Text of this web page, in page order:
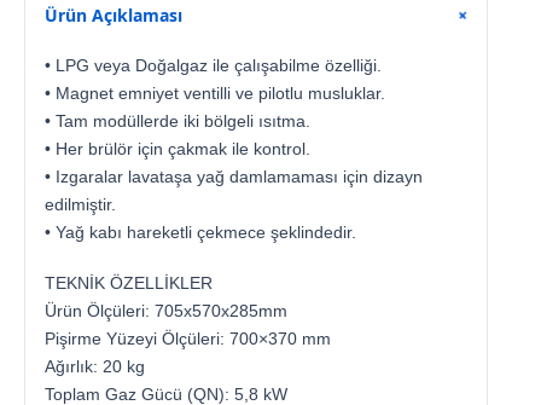
Ürün Açıklaması +
• LPG veya Doğalgaz ile çalışabilme özelliği.
• Magnet emniyet ventilli ve pilotlu musluklar.
• Tam modüllerde iki bölgeli ısıtma.
• Her brülör için çakmak ile kontrol.
• Izgaralar lavataşa yağ damlamaması için dizayn
edilmiştir.
• Yağ kabı hareketli çekmece şeklindedir.
TEKNİK ÖZELLİKLER
Ürün Ölçüleri: 705x570x285mm
Pişirme Yüzeyi Ölçüleri: 700×370 mm
Ağırlık: 20 kg
Toplam Gaz Gücü (QN): 5,8 kW